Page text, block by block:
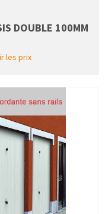
DOUBLE 100MM
les prix